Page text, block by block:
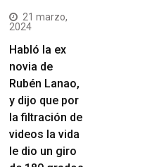
21 marzo,
2024
Habló la ex
novia de
Rubén Lanao,
y dijo que por
la filtración de
videos la vida
le dio un giro